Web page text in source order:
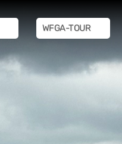
WFGA-TOUR